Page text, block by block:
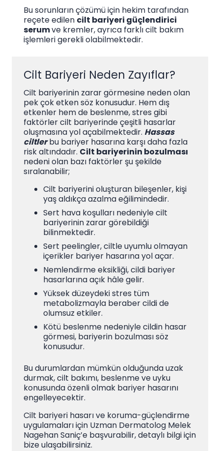
Bu sorunların çözümü için hekim tarafından
reçete edilen cilt bariyeri güçlendirici
serumve kremler, ayrıca farklı cilt bakım
işlemleri gerekli olabilmektedir.
Cilt Bariyeri Neden Zayıflar?
Cilt bariyerinin zarar görmesine neden olan
pek çok etken söz konusudur. Hem dış
etkenler hem de beslenme, stres gibi
faktörler cilt bariyerinde çeşitli hasarlar
oluşmasına yol açabilmektedir. Hassas
ciltlerbu bariyer hasarına karşı daha fazla
risk altındadır. Cilt bariyerinin bozulması
nedeni olan bazı faktörler şu şekilde
sıralanabilir;
Cilt bariyerini oluşturan bileşenler, kişi
yaş aldıkça azalma eğilimindedir.
Sert hava koşulları nedeniyle cilt
bariyerinin zarar görebildiği
bilinmektedir.
Sert peelingler, ciltle uyumlu olmayan
içerikler bariyer hasarına yol açar.
Nemlendirme eksikliği, cildi bariyer
hasarlarına açık hâle gelir.
Yüksek düzeydeki stres tüm
metabolizmayla beraber cildi de
olumsuz etkiler.
Kötü beslenme nedeniyle cildin hasar
görmesi, bariyerin bozulması söz
konusudur.
Bu durumlardan mümkün olduğunda uzak
durmak, cilt bakımı, beslenme ve uyku
konusunda özenli olmak bariyer hasarını
engelleyecektir.
Cilt bariyeri hasarı ve koruma-güçlendirme
uygulamaları için Uzman Dermatolog Melek
Nagehan Saniç’e başvurabilir, detaylı bilgi için
bize ulaşabilirsiniz.